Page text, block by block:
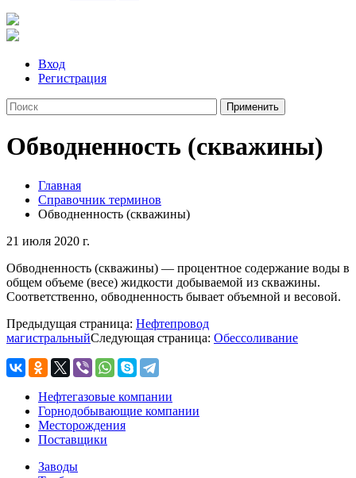
Вход
Регистрация
Обводненность (скважины)
Главная
Справочник терминов
Обводненность (скважины)
21 июля 2020 г.
Обводненность (скважины) — процентное содержание воды в
общем объеме (весе) жидкости добываемой из скважины.
Соответственно, обводненность бывает объемной и весовой.
Предыдущая страница: Нефтепровод
магистральныйСледующая страница: Обессоливание
Нефтегазовые компании
Горнодобывающие компании
Месторождения
Поставщики
Заводы